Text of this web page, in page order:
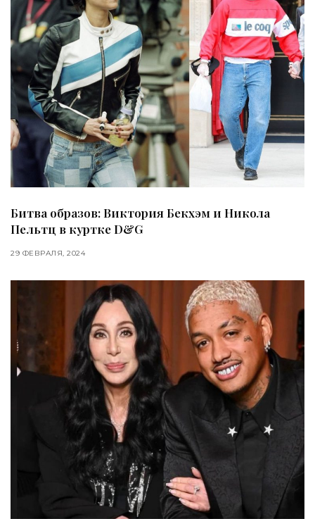
Битва образов: Виктория Бекхэм и Никола
Пельтц в куртке D&G
29 ФЕВРАЛЯ, 2024